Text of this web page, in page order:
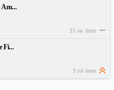
Am...
15 sa. önce
Fi...
3 yıl önce